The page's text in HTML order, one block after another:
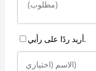
أريد ردًا على رأيي.